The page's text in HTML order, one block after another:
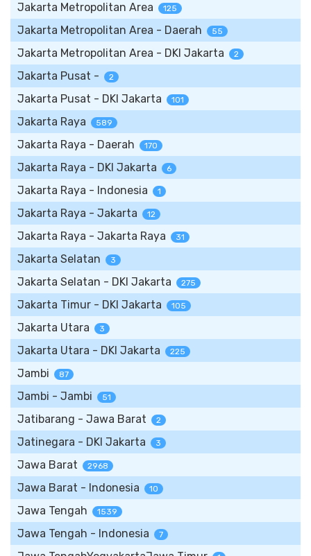
Jakarta Metropolitan Area 125
Jakarta Metropolitan Area - Daerah 55
Jakarta Metropolitan Area - DKI Jakarta 2
Jakarta Pusat - 2
Jakarta Pusat - DKI Jakarta 101
Jakarta Raya 589
Jakarta Raya - Daerah 170
Jakarta Raya - DKI Jakarta 6
Jakarta Raya - Indonesia 1
Jakarta Raya - Jakarta 12
Jakarta Raya - Jakarta Raya 31
Jakarta Selatan 3
Jakarta Selatan - DKI Jakarta 275
Jakarta Timur - DKI Jakarta 105
Jakarta Utara 3
Jakarta Utara - DKI Jakarta 225
Jambi 87
Jambi - Jambi 51
Jatibarang - Jawa Barat 2
Jatinegara - DKI Jakarta 3
Jawa Barat 2968
Jawa Barat - Indonesia 10
Jawa Tengah 1539
Jawa Tengah - Indonesia 7